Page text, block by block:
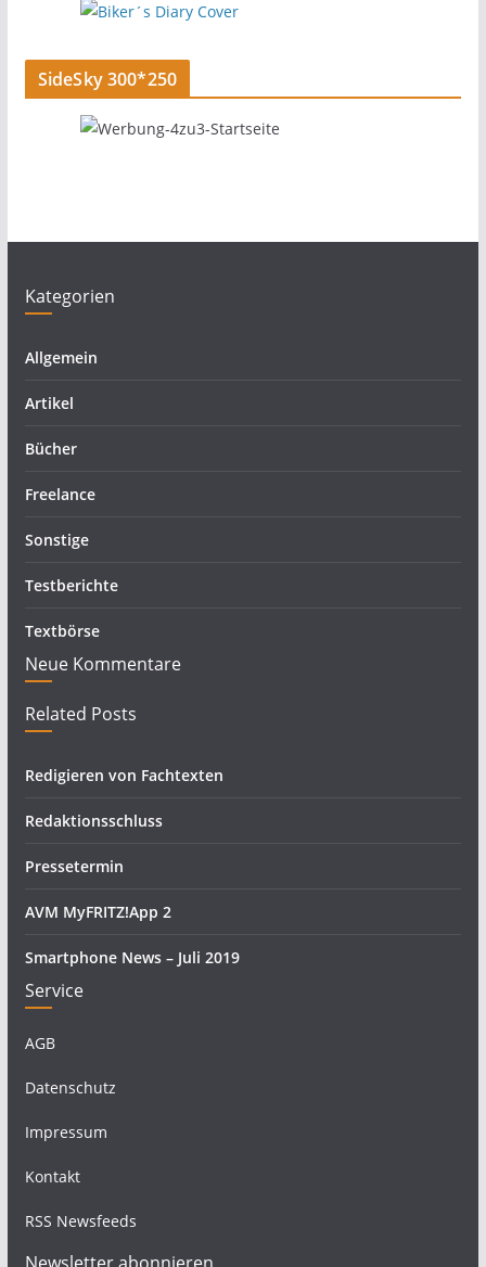
SideSky 300*250
Kategorien
Allgemein
Artikel
Bücher
Freelance
Sonstige
Testberichte
Textbörse
Neue Kommentare
Related Posts
Redigieren von Fachtexten
Redaktionsschluss
Pressetermin
AVM MyFRITZ!App 2
Smartphone News – Juli 2019
Service
AGB
Datenschutz
Impressum
Kontakt
RSS Newsfeeds